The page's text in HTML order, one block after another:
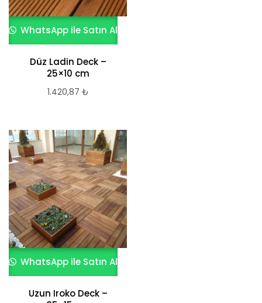
WhatsApp ile Satın Al
Düz Ladin Deck –
25×10 cm
1.420,87 ₺
WhatsApp ile Satın Al
Uzun Iroko Deck –